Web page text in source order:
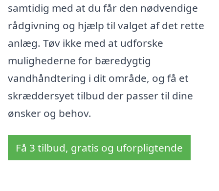
samtidig med at du får den nødvendige
rådgivning og hjælp til valget af det rette
anlæg. Tøv ikke med at udforske
mulighederne for bæredygtig
vandhåndtering i dit område, og få et
skræddersyet tilbud der passer til dine
ønsker og behov.
Få 3 tilbud, gratis og uforpligtende